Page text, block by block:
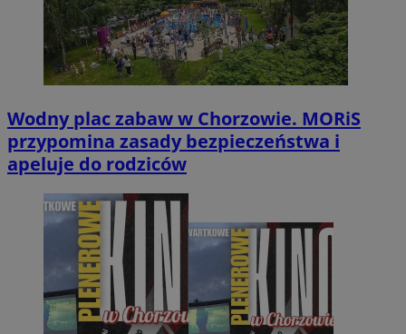
Wodny plac zabaw w Chorzowie. MORiS
przypomina zasady bezpieczeństwa i
apeluje do rodziców